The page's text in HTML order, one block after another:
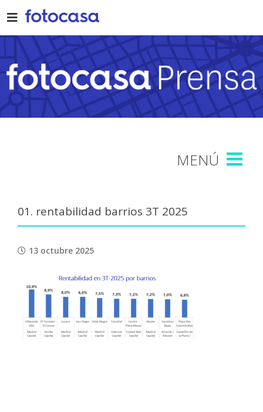
to
content
01. rentabilidad barrios 3T 2025
13 octubre 2025